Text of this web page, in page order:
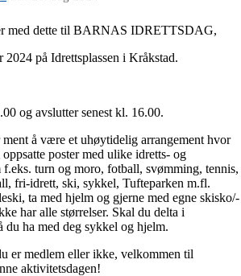
med dette til BARNAS IDRETTSDAG,
2024 på Idrettsplassen i Kråkstad.
og avslutter senest kl. 16.00.
ment å være et uhøytidelig arrangement hvor
poster med ulike idretts- og
turn og moro, fotball, svømming, tennis,
fri-idrett, ski, sykkel, Tufteparken m.fl.
ta med hjelm og gjerne med egne skisko/-
har alle størrelser. Skal du delta i
du ha med deg sykkel og hjelm.
er medlem eller ikke, velkommen til
aktivitetsdagen!